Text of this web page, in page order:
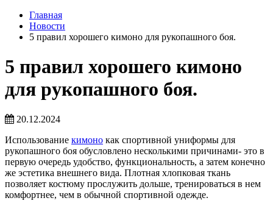
Главная
Новости
5 правил хорошего кимоно для рукопашного боя.
5 правил хорошего кимоно
для рукопашного боя.
20.12.2024
Использование кимоно как спортивной униформы для
рукопашного боя обусловлено несколькими причинами- это в
первую очередь удобство, функциональность, а затем конечно
же эстетика внешнего вида. Плотная хлопковая ткань
позволяет костюму прослужить дольше, тренироваться в нем
комфортнее, чем в обычной спортивной одежде.